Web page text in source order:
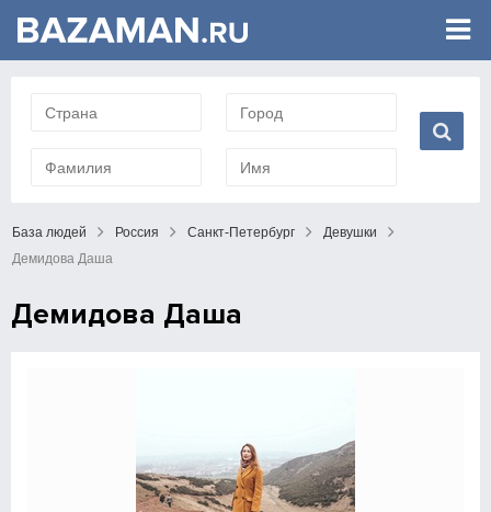
База людей Россия Санкт-Петербург
Девушки
Демидова Даша
Демидова Даша